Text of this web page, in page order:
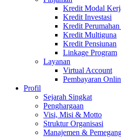
Kredit Modal
Kredit Investasi
Kredit
Kredit Multiguna
Kredit Pensiunan
Linkage Program
Layanan
Virtual Account
Pembayaran
Profil
Sejarah Singkat
Penghargaan
Visi, Misi & Motto
Struktur Organisasi
Manajemen &